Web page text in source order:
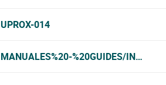
UPROX-014
MANUALES%20-%20GUIDES/